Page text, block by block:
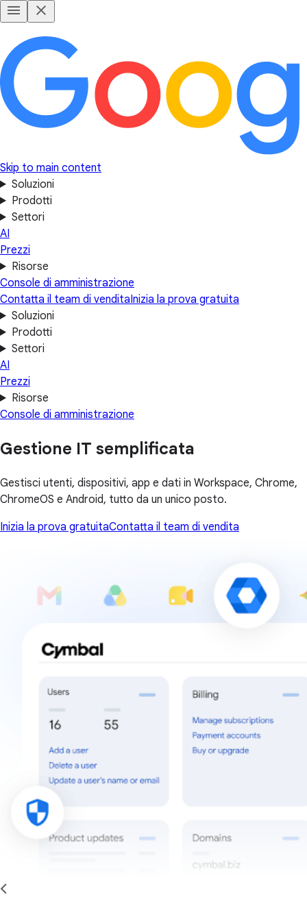
Skip to main content
Soluzioni
Prodotti
Settori
AI
Prezzi
Risorse
Console di amministrazione
Contatta il team di venditaInizia la prova gratuita
Soluzioni
Prodotti
Settori
AI
Prezzi
Risorse
Console di amministrazione
Gestione IT semplificata
Gestisci utenti, dispositivi, app e dati in Workspace, Chrome,
ChromeOS e Android, tutto da un unico posto.
Inizia la prova gratuitaContatta il team di vendita